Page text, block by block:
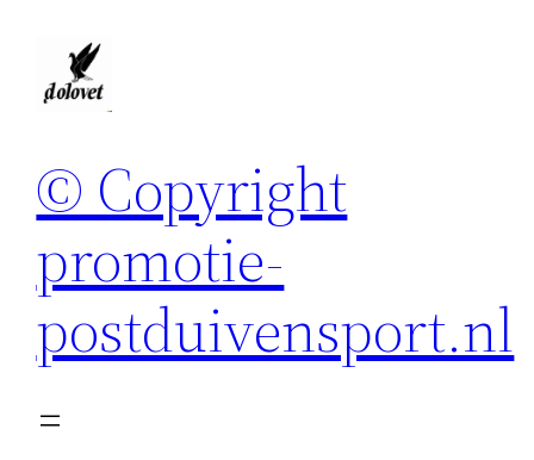
© Copyright
promotie-
postduivensport.nl